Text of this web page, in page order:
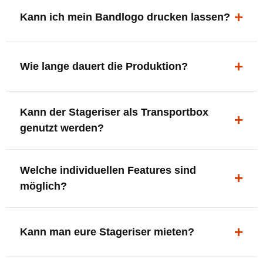
ergonomisch, sicher und gut sichtbar.
Kann ich mein Bandlogo drucken lassen?
deine Bühne, deine Marke.
Wie lange dauert die Produktion?
innerhalb Deutschlands kostenfrei.
Kann der Stageriser als Transportbox
genutzt werden?
oder Zubehör nutzen.
Welche individuellen Features sind
möglich?
XLR-Brücke / Schnittstelle
Setlist-Clip
Kann man eure Stageriser mieten?